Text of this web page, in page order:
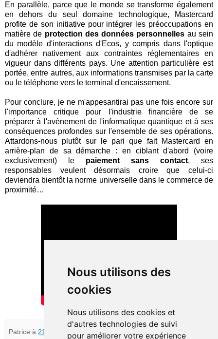
Nous utilisons des
cookies
Nous utilisons des cookies et
d'autres technologies de suivi
pour améliorer votre expérience
En parallèle, parce que le monde se transforme également
en dehors du seul domaine technologique, Mastercard
profite de son initiative pour intégrer les préoccupations en
matière de protection des données personnelles au sein
du modèle d'interactions d'Ecos, y compris dans l'optique
d'adhérer nativement aux contraintes réglementaires en
vigueur dans différents pays. Une attention particulière est
portée, entre autres, aux informations transmises par la carte
ou le téléphone vers le terminal d'encaissement.
Pour conclure, je ne m'appesantirai pas une fois encore sur
l'importance critique pour l'industrie financière de se
préparer à l'avènement de l'informatique quantique et à ses
conséquences profondes sur l'ensemble de ses opérations.
Attardons-nous plutôt sur le pari que fait Mastercard en
arrière-plan de sa démarche : en ciblant d'abord (voire
exclusivement) le paiement sans contact, ses
responsables veulent désormais croire que celui-ci
deviendra bientôt la norme universelle dans le commerce de
proximité…
Patrice à 21:30